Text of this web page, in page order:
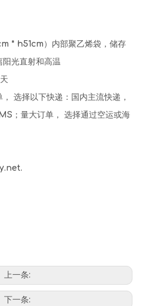
* h51cm）内部聚乙烯袋，储存
光直射和高温
选择以下快递：国内主流快递，
；量大订单， 选择通过空运或海
上一条:
下一条: